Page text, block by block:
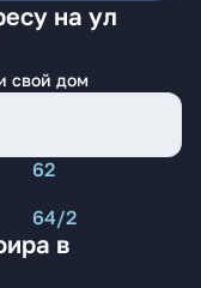
на ул
свой дом
62
64/2
в